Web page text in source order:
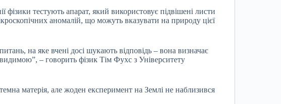
фізики тестують апарат, який використовує підвішені листи
аномалій, що можуть вказувати на природу цієї
на яке вчені досі шукають відповідь – вона визначає
– говорить фізик Тім Фухс з Університету
матерія, але жоден експеримент на Землі не наблизився